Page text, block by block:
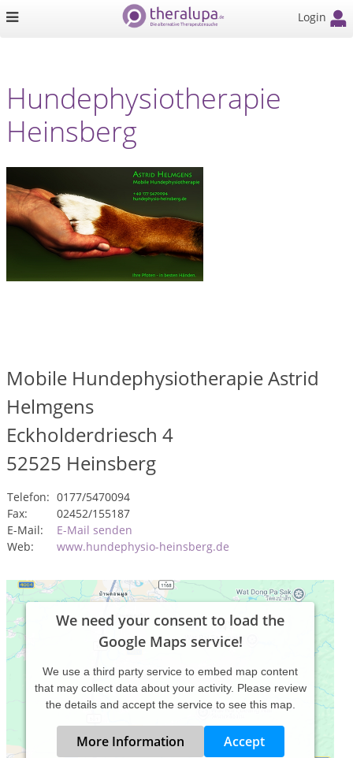
Login
Hundephysiotherapie
Heinsberg
Mobile Hundephysiotherapie Astrid
Helmgens
Eckholderdriesch 4
52525 Heinsberg
Telefon: 0177/5470094
Fax:
02452/155187
E-Mail:
E-Mail senden
Web:
www.hundephysio-heinsberg.de
We need your consent to load the
Google Maps service!
We use a third party service to embed map content
that may collect data about your activity. Please review
the details and accept the service to see this map.
More Information Accept